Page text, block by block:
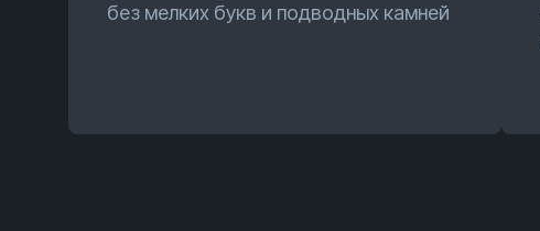
без мелких букв и подводных камней